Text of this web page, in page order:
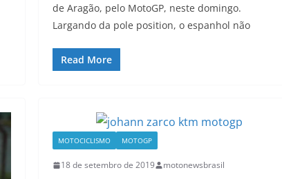
de Aragão, pelo MotoGP, neste domingo.
Largando da pole position, o espanhol não
Read More
MOTOCICLISMO MOTOGP
18 de setembro de 2019 motonewsbrasil